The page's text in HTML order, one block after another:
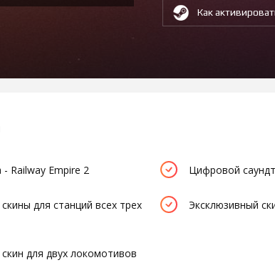
Как
Railway Empire 2 Цифровой
для станций всех трех
Эксклюзивный
для двух локомотивов